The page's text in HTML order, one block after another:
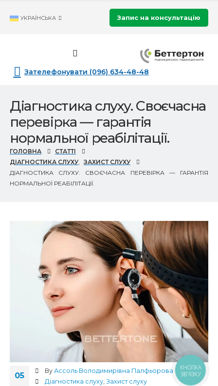
УКРАЇНСЬКА Запис на консультацію
Зателефонувати (096) 634-48-48
Діагностика слуху. Своєчасна
перевірка — гарантія
нормальної реабілітації.
ГОЛОВНА
СТАТТІ
ДІАГНОСТИКА СЛУХУ, ЗАХИСТ СЛУХУ
ДІАГНОСТИКА СЛУХУ. СВОЄЧАСНА ПЕРЕВІРКА — ГАРАНТІЯ
НОРМАЛЬНОЇ РЕАБІЛІТАЦІЇ.
05
By Ассоль Володимирівна Палфьорова
Діагностика слуху, Захист слуху
КНОПКА
ЗВ'ЯЗКУ